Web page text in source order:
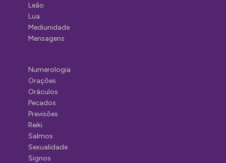
Leão
Lua
Mediunidade
Mensagens
Numerologia
Orações
Oráculos
Pecados
Previsões
Reiki
Salmos
Sexualidade
Signos